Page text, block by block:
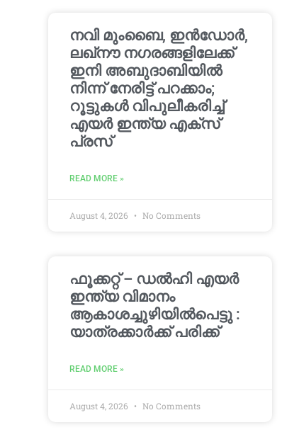
നവി മുംബൈ, ഇൻഡോർ,
ലഖ്നൗ നഗരങ്ങളിലേക്ക്
ഇനി അബുദാബിയിൽ
നിന്ന് നേരിട്ട് പറക്കാം;
റൂട്ടുകൾ വിപുലീകരിച്ച്
എയർ ഇന്ത്യ എക്സ്
പ്രസ്
READ MORE »
August 4, 2026 No Comments
ഫൂക്കറ്റ് – ഡൽഹി എയര്‍
ഇന്ത്യ വിമാനം
ആകാശച്ചുഴിയില്‍പെട്ടു :
യാത്രക്കാര്‍ക്ക് പരിക്ക്
READ MORE »
August 4, 2026 No Comments